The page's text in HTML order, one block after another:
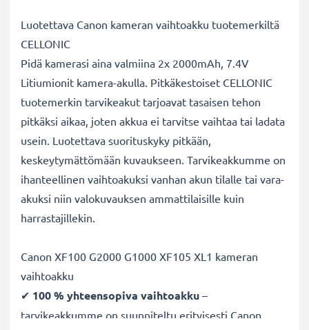
Luotettava Canon kameran vaihtoakku tuotemerkiltä
CELLONIC
Pidä kamerasi aina valmiina 2x 2000mAh, 7.4V
Litiumionit kamera-akulla. Pitkäkestoiset CELLONIC
tuotemerkin tarvikeakut tarjoavat tasaisen tehon
pitkäksi aikaa, joten akkua ei tarvitse vaihtaa tai ladata
usein. Luotettava suorituskyky pitkään,
keskeytymättömään kuvaukseen. Tarvikeakkumme on
ihanteellinen vaihtoakuksi vanhan akun tilalle tai vara-
akuksi niin valokuvauksen ammattilaisille kuin
harrastajillekin.
Canon XF100 G2000 G1000 XF105 XL1 kameran
vaihtoakku
✔ 100 % yhteensopiva vaihtoakku –
tarvikeakkumme on suunniteltu erityisesti Canon